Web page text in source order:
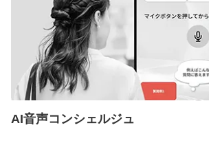
AI音声コンシェルジュ